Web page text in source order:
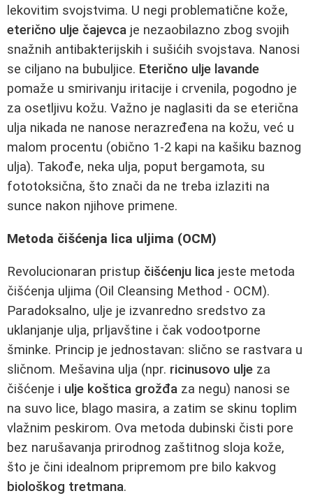
lekovitim svojstvima. U negi problematične kože,
eterično ulje čajevca je nezaobilazno zbog svojih
snažnih antibakterijskih i sušićih svojstava. Nanosi
se ciljano na bubuljice. Eterično ulje lavande
pomaže u smirivanju iritacije i crvenila, pogodno je
za osetljivu kožu. Važno je naglasiti da se eterična
ulja nikada ne nanose nerazređena na kožu, već u
malom procentu (obično 1-2 kapi na kašiku baznog
ulja). Takođe, neka ulja, poput bergamota, su
fototoksična, što znači da ne treba izlaziti na
sunce nakon njihove primene.
Metoda čišćenja lica uljima (OCM)
Revolucionaran pristup čišćenju lica jeste metoda
čišćenja uljima (Oil Cleansing Method - OCM).
Paradoksalno, ulje je izvanredno sredstvo za
uklanjanje ulja, prljavštine i čak vodootporne
šminke. Princip je jednostavan: slično se rastvara u
sličnom. Mešavina ulja (npr. ricinusovo ulje za
čišćenje i ulje koštica grožđa za negu) nanosi se
na suvo lice, blago masira, a zatim se skinu toplim
vlažnim peskirom. Ova metoda dubinski čisti pore
bez narušavanja prirodnog zaštitnog sloja kože,
što je čini idealnom pripremom pre bilo kakvog
biološkog tretmana.